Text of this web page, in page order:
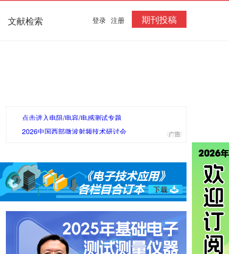
文献检索 期刊投稿
登录 注册
点击进入电阻/电容/电感测试专题
2026中国西部微波射频技术研讨会